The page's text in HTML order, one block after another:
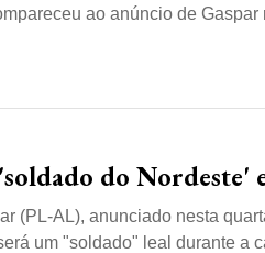
ao anúncio de Gaspar
do Nordeste'
(PL-AL), anunciado nesta
um "soldado" leal durante a